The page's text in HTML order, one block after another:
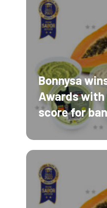
Bonnysa
Awards
score for